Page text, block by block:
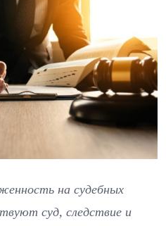
на судебных
суд, следствие и